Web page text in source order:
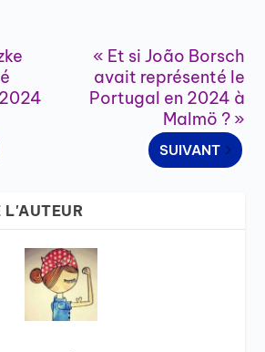
« Et si João Borsch
avait représenté le
Portugal en 2024 à
Malmö ? »
SUIVANT
L'AUTEUR